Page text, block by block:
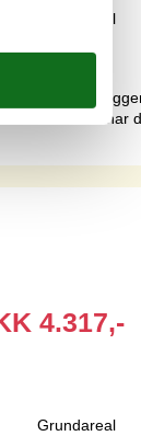
Grundareal
helt unik
terrasse har
4.317,-
Grundareal